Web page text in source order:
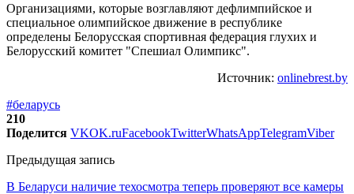
Организациями, которые возглавляют дефлимпийское и
специальное олимпийское движение в республике
определены Белорусская спортивная федерация глухих и
Белорусский комитет "Спешиал Олимпикс".
Источник: onlinebrest.by
#беларусь
210
Поделится VKOK.ruFacebookTwitterWhatsAppTelegramViber
Предыдущая запись
В Беларуси наличие техосмотра теперь проверяют все камеры